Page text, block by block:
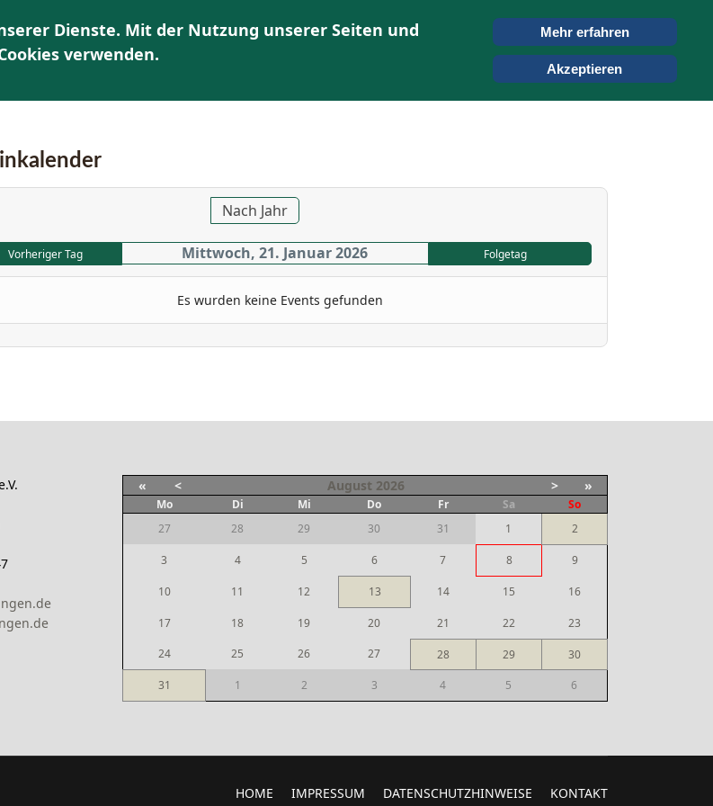
ÜBER UNS AKTUELLES | TERMINE KONTAKT SUCHEN
Nach Jahr
Vorheriger Tag Mittwoch, 21. Januar 2026 Folgetag
Es wurden keine Events gefunden
« < August 2026 > »
Mo Di Mi Do Fr Sa
So
27
28 29 30 31 1 2
3 4 5 6 7 8 9
10 11 12 13 14 15 16
17 18 19 20 21 22
23
24
25 26 27 28 29
30
31
1 2 3 4 5 6
HOME IMPRESSUM DATENSCHUTZHINWEISE KONTAKT
Dienste. Mit der Nutzung unserer Seiten und
verwenden.
Mehr erfahren
Akzeptieren